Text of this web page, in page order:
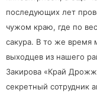
последующих лет
чужом краю, где по
сакура. В то же время
выходцев из нашего
Закирова «Край
секретный сотрудник